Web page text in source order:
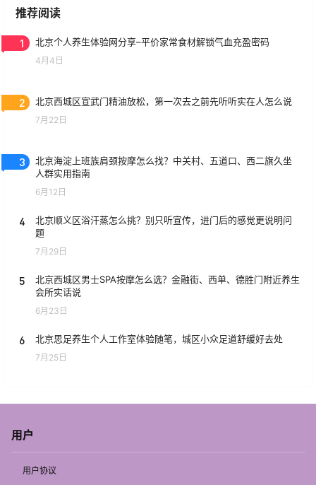
推荐阅读
1 北京个人养生体验网分享–平价家常食材解锁气血充盈密码
4月4日
2 北京西城区宣武门精油放松，第一次去之前先听听实在人怎么说
7月22日
3
北京海淀上班族肩颈按摩怎么找？中关村、五道口、西二旗久坐
人群实用指南
6月12日
4
北京顺义区浴汗蒸怎么挑？别只听宣传，进门后的感觉更说明问
题
7月29日
5
北京西城区男士SPA按摩怎么选？金融街、西单、德胜门附近养生
会所实话说
6月23日
6 北京思足养生个人工作室体验随笔，城区小众足道舒缓好去处
7月25日
用户
用户协议